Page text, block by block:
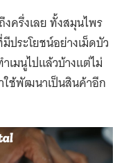
งครึ่งเลย ทั้งสมุนไพร
ระโยชน์อย่างเม็ดบัว
เมนูไปแล้วบ้างแต่ไม่
ใช้พัฒนาเป็นสินค้าอีก